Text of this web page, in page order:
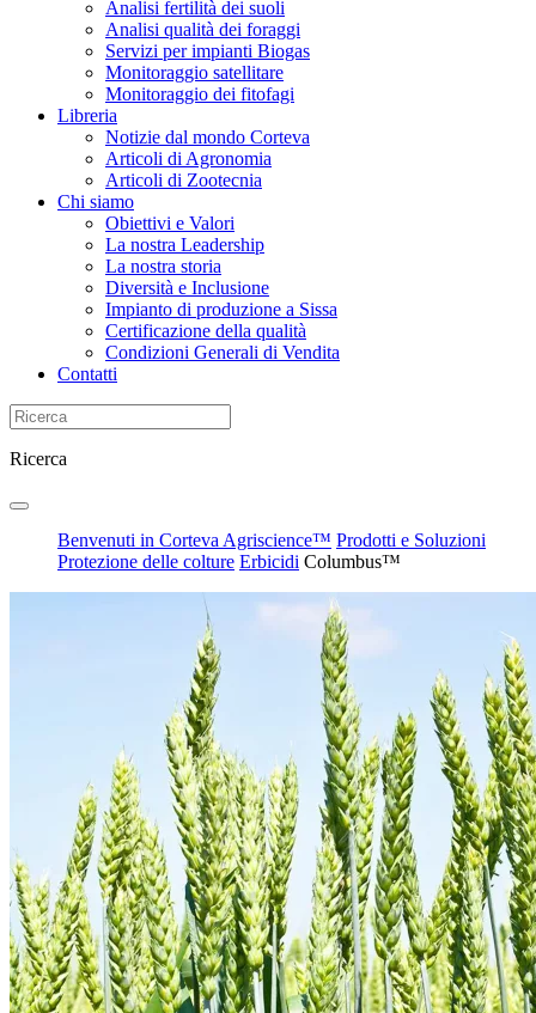
Analisi fertilità dei suoli
Analisi qualità dei foraggi
Servizi per impianti Biogas
Monitoraggio satellitare
Monitoraggio dei fitofagi
Libreria
Notizie dal mondo Corteva
Articoli di Agronomia
Articoli di Zootecnia
Chi siamo
Obiettivi e Valori
La nostra Leadership
La nostra storia
Diversità e Inclusione
Impianto di produzione a Sissa
Certificazione della qualità
Condizioni Generali di Vendita
Contatti
Ricerca
Benvenuti in Corteva Agriscience™ Prodotti e Soluzioni
Protezione delle colture Erbicidi Columbus™